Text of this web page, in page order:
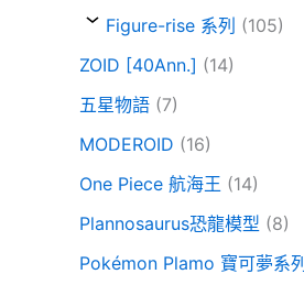
Figure-rise 系列 (105)
ZOID [40Ann.] (14)
五星物語 (7)
MODEROID (16)
One Piece 航海王 (14)
Plannosaurus恐龍模型 (8)
Pokémon Plamo 寶可夢系列